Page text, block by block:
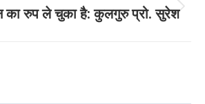
Next
का रुप ले चुका है: कुलगुरु प्रो. सुरेश